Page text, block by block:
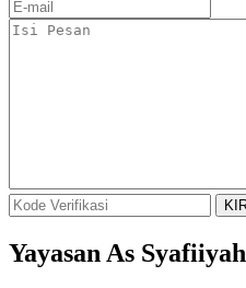
Yayasan As Syafiiyah